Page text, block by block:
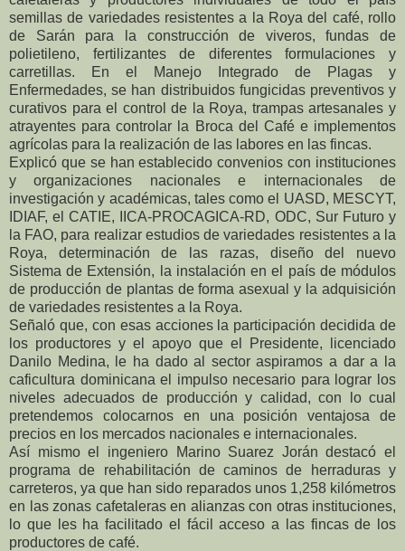
semillas de variedades resistentes a la Roya del café, rollo
de Sarán para la construcción de viveros, fundas de
polietileno, fertilizantes de diferentes formulaciones y
carretillas. En el Manejo Integrado de Plagas y
Enfermedades, se han distribuidos fungicidas preventivos y
curativos para el control de la Roya, trampas artesanales y
atrayentes para controlar la Broca del Café e implementos
agrícolas para la realización de las labores en las fincas.
Explicó que se han establecido convenios con instituciones
y organizaciones nacionales e internacionales de
investigación y académicas, tales como el UASD, MESCYT,
IDIAF, el CATIE, IICA-PROCAGICA-RD, ODC, Sur Futuro y
la FAO, para realizar estudios de variedades resistentes a la
Roya, determinación de las razas, diseño del nuevo
Sistema de Extensión, la instalación en el país de módulos
de producción de plantas de forma asexual y la adquisición
de variedades resistentes a la Roya.
Señaló que, con esas acciones la participación decidida de
los productores y el apoyo que el Presidente, licenciado
Danilo Medina, le ha dado al sector aspiramos a dar a la
caficultura dominicana el impulso necesario para lograr los
niveles adecuados de producción y calidad, con lo cual
pretendemos colocarnos en una posición ventajosa de
precios en los mercados nacionales e internacionales.
Así mismo el ingeniero Marino Suarez Jorán destacó el
programa de rehabilitación de caminos de herraduras y
carreteros, ya que han sido reparados unos 1,258 kilómetros
en las zonas cafetaleras en alianzas con otras instituciones,
lo que les ha facilitado el fácil acceso a las fincas de los
productores de café.